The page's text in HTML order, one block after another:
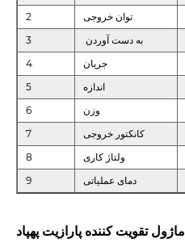
2
توان خروجی
3
به دست آوردن
4
جریان
5
اندازه
6
وزن
7
کانکتور خروجی
8
ولتاژ کاری
9
دمای عملیاتی